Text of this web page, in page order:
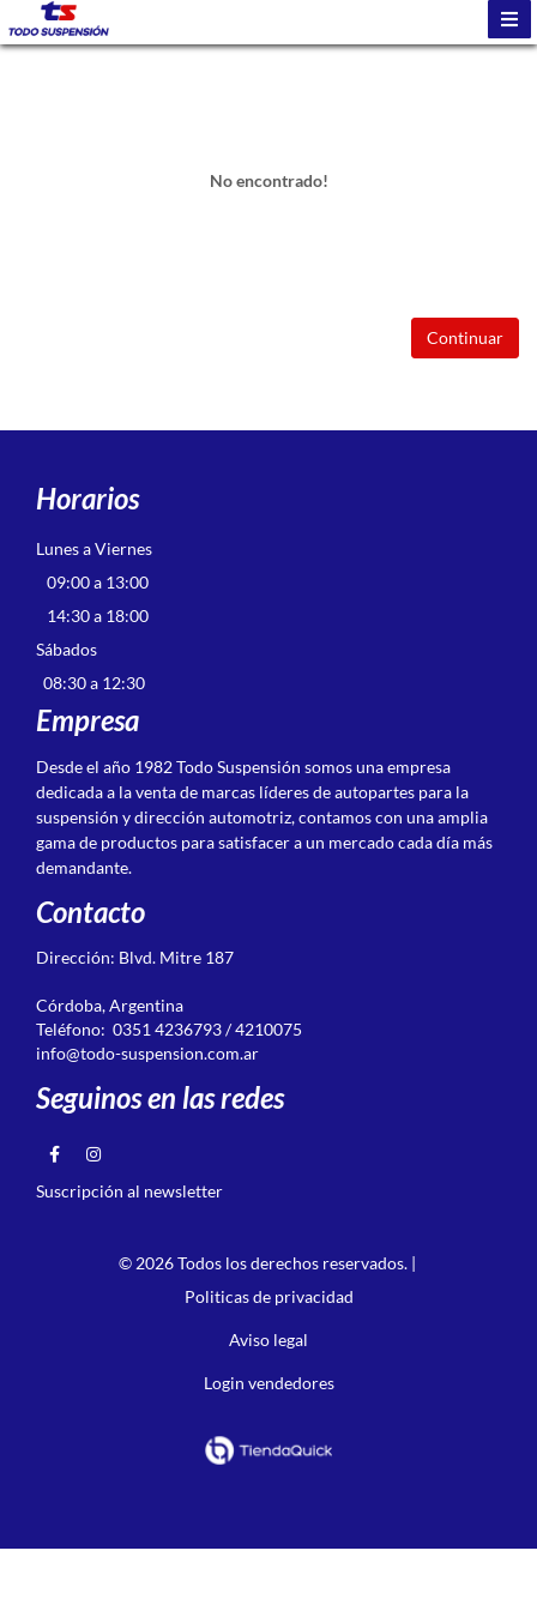
No encontrado!
Continuar
Horarios
Lunes a Viernes
09:00 a 13:00
14:30 a 18:00
Sábados
08:30 a 12:30
Empresa
Desde el año 1982 Todo Suspensión somos una empresa
dedicada a la venta de marcas líderes de autopartes para la
suspensión y dirección automotriz, contamos con una amplia
gama de productos para satisfacer a un mercado cada día más
demandante.
Contacto
Dirección: Blvd. Mitre 187
Córdoba, Argentina
Teléfono: 0351 4236793 / 4210075
info@todo-suspension.com.ar
Seguinos en las redes
Suscripción al newsletter
© 2026 Todos los derechos reservados. |
Politicas de privacidad
Aviso legal
Login vendedores